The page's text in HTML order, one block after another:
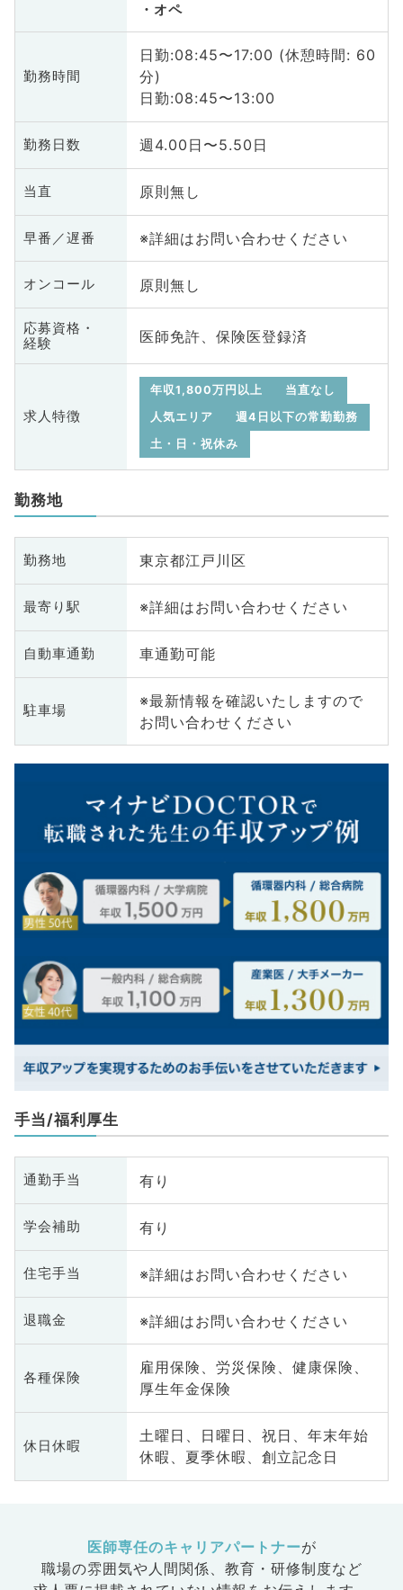
オペ
勤務時間
日勤:08:45〜17:00 (休憩時間: 60
分)
日勤:08:45〜13:00
勤務日数 週4.00日〜5.50日
当直 原則無し
早番／遅番 ※詳細はお問い合わせください
オンコール 原則無し
応募資格・
経験
医師免許、保険医登録済
求人特徴
年収1,800万円以上
当直なし
人気エリア
週4日以下の常勤勤務
土・日・祝休み
勤務地
勤務地 東京都江戸川区
最寄り駅 ※詳細はお問い合わせください
自動車通勤 車通勤可能
駐車場
※最新情報を確認いたしますので
お問い合わせください
手当/福利厚生
通勤手当 有り
学会補助 有り
住宅手当 ※詳細はお問い合わせください
退職金 ※詳細はお問い合わせください
各種保険
雇用保険、労災保険、健康保険、
厚生年金保険
休日休暇
土曜日、日曜日、祝日、年末年始
休暇、夏季休暇、創立記念日
医師専任のキャリアパートナーが
職場の雰囲気や人間関係、 教育・研修制度など